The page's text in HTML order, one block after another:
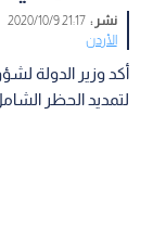
نشر :21:17 2020/10/9
الأردن
أكد وزير الدولة
لتمديد الحظر